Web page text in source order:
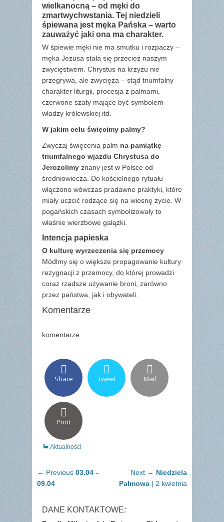
wielkanocną – od męki do
zmartwychwstania. Tej niedzieli
śpiewana jest męka Pańska – warto
zauważyć jaki ona ma charakter.
W śpiewie męki nie ma smutku i rozpaczy –
męka Jezusa stała się przecież naszym
zwycięstwem. Chrystus na krzyżu nie
przegrywa, ale zwycięża – stąd triumfalny
charakter liturgii, procesja z palmami,
czerwone szaty mające być symbolem
władzy królewskiej itd.
W jakim celu święcimy palmy?
Zwyczaj święcenia palm na pamiątkę
triumfalnego wjazdu Chrystusa do
Jerozolimy znany jest w Polsce od
średniowiecza. Do kościelnego rytuału
włączono wówczas pradawne praktyki, które
miały uczcić rodzące się na wiosnę życie. W
pogańskich czasach symbolizowały to
właśnie wierzbowe gałązki.
Intencja papieska
O kulturę wyrzeczenia się przemocy
Módlmy się o większe propagowanie kultury
rezygnacji z przemocy, do której prowadzi
coraz rzadsze używanie broni, zarówno
przez państwa, jak i obywateli.
Komentarze
komentarze
Share Tweet Mail
Print
Categories
Aktualności
Nawigacja
wpisu
← Previous Previous
03.04 –
09.04
Next → Next
post:
Niedziela
Palmowa | 2 kwietnia
DANE KONTAKTOWE: